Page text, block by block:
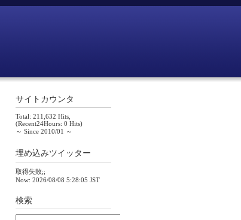
サイトカウンタ
Total: 211,632 Hits,
(Recent24Hours: 0 Hits)
～ Since 2010/01 ～
埋め込みツイッター
取得失敗;;
Now: 2026/08/08 5:28:05 JST
検索